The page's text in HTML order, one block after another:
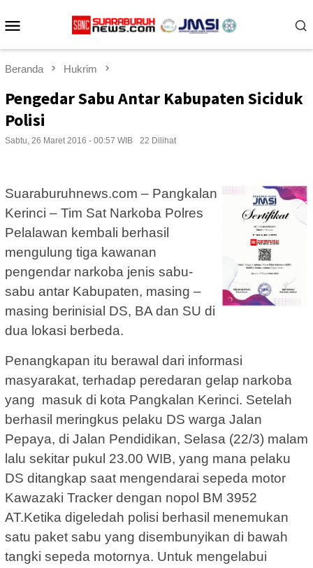
ke
Beranda Hukrim
Pengedar Sabu Antar Kabupaten Siciduk
Polisi
Sabtu, 26 Maret 2016 - 00:57 WIB 22 Dilihat
Suaraburuhnews.com – Pangkalan
Kerinci – Tim Sat Narkoba Polres
Pelalawan kembali berhasil
mengulung tiga kawanan
pengendar narkoba jenis sabu-
sabu antar Kabupaten, masing –
masing berinisial DS, BA dan SU di
dua lokasi berbeda.
Penangkapan itu berawal dari informasi
masyarakat, terhadap peredaran gelap narkoba
yang masuk di kota Pangkalan Kerinci. Setelah
berhasil meringkus pelaku DS warga Jalan
Pepaya, di Jalan Pendidikan, Selasa (22/3) malam
lalu sekitar pukul 23.00 WIB, yang mana pelaku
DS ditangkap saat mengendarai sepeda motor
Kawazaki Tracker dengan nopol BM 3952
AT.Ketika digeledah polisi berhasil menemukan
satu paket sabu yang disembunyikan di bawah
tangki sepeda motornya. Untuk mengelabui